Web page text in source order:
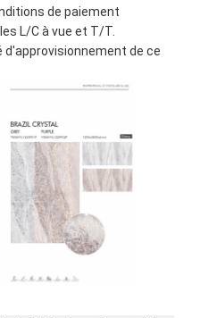
de paiement
L/C à vue et T/T.
d'approvisionnement de ce